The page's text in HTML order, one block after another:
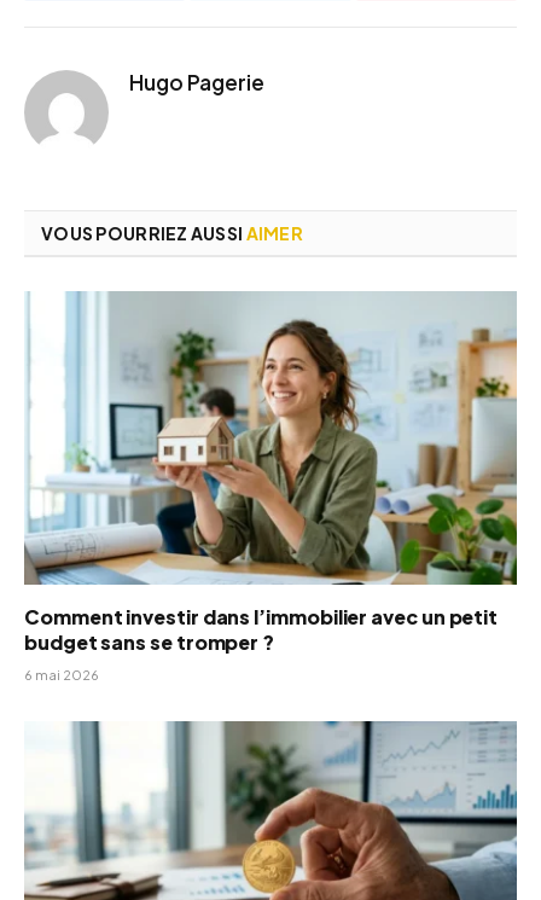
Hugo Pagerie
VOUS POURRIEZ AUSSI AIMER
Comment investir dans l’immobilier avec un petit
budget sans se tromper ?
6 mai 2026